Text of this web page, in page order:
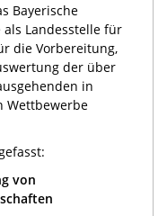
Bayerische
Landesstelle für
die Vorbereitung,
der über
in
Wettbewerbe
von